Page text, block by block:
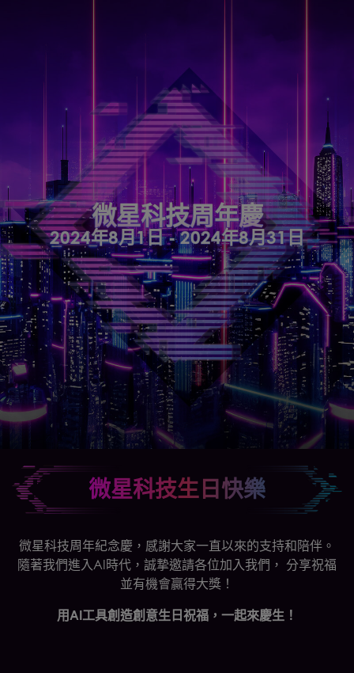
微星科技周年慶
2024年8月1日 - 2024年8月31日
微星科技生日快樂
微星科技周年紀念慶，感謝大家一直以來的支持和陪伴。
隨著我們進入AI時代，誠摯邀請各位加入我們， 分享祝福
並有機會贏得大獎！
用AI工具創造創意生日祝福，一起來慶生！